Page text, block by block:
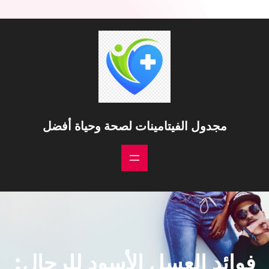
مجدول الفيتامينات لصحة وحياة أفضل
فوائد العسل الأسود للرجال: